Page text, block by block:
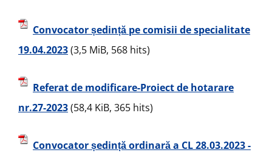
Convocator ședință pe comisii de specialitate
19.04.2023(3,5 MiB, 568 hits)
Referat de modificare-Proiect de hotarare
nr.27-2023(58,4 KiB, 365 hits)
Convocator ședință ordinară a CL 28.03.2023 -